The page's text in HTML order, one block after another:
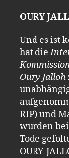
OURY
Und es ist
hat die
Oury Jalloh
RIP) und
wurden
Tode
OURY-